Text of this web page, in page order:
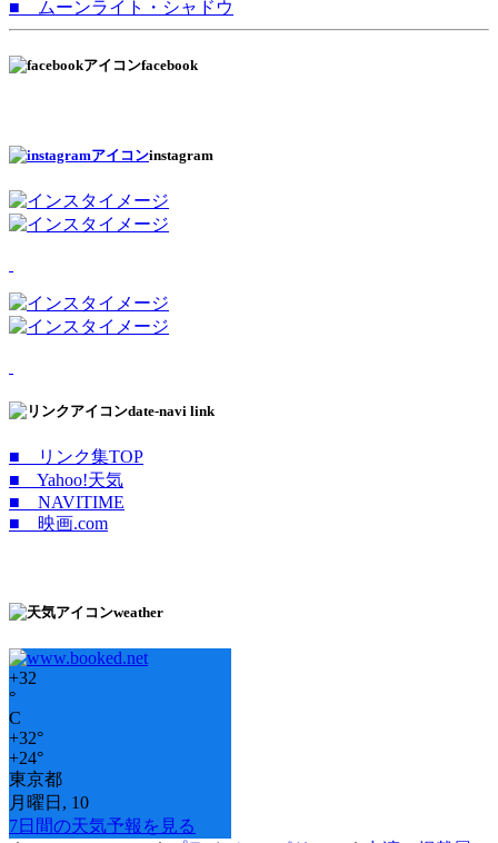
■ ムーンライト・シャドウ
facebook
instagram
date-navi link
■ リンク集TOP
■ Yahoo!天気
■ NAVITIME
■ 映画.com
weather
+32
°
C
+32°
+24°
東京都
月曜日, 10
7日間の天気予報を見る